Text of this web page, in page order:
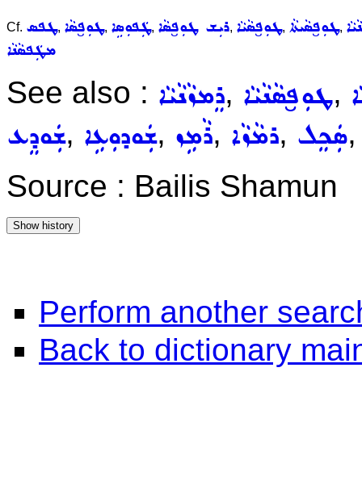
Cf. ܛܦܣ, ܛܘܼܦ̮ܣܵܐ, ܛܲܦܘܼܣܹܐ, ܪܝܼܫ ܛܘܼܦ̮ܣܵܐ, ܛܘܼܦ̮ܣܵܝܵܐ, ܛܘܼܦ̮ܣܵܝܬܵܐ,
ܡܛܲܦܣܵܢܵܐ
See also : ܪܸܡܙܵܢܵܝܵܐ, ܛܘܼܦ̮ܣܵܢܵܝܵܐ,
ܫܲܘܕܸܥ, ܫܲܘܕܘܼܥܹܐ, ܪܵܡܹܙ, ܪܡܵܙܵܐ, ܣܲܟܸܠ
Source : Bailis Shamun
Perform another
Back to dictionary